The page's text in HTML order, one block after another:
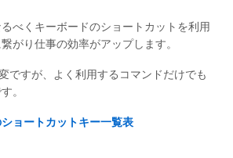
べくキーボードのショートカットを利用
がり仕事の効率がアップします。
ですが、よく利用するコマンドだけでも
。
ョートカットキー一覧表